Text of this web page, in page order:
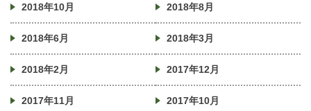
2018年10月 2018年8月
2018年6月 2018年3月
2018年2月 2017年12月
2017年11月 2017年10月